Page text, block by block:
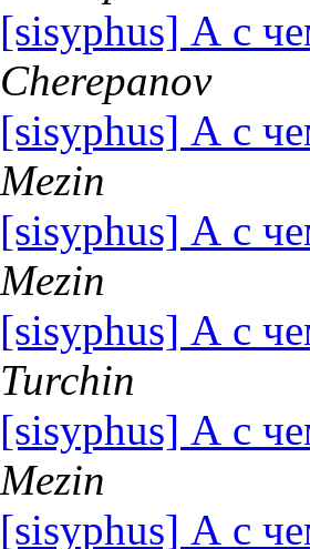
[sisyphus] А с
Cherepanov
[sisyphus] А с
Mezin
[sisyphus] А с
Mezin
[sisyphus] А с
Turchin
[sisyphus] А с
Mezin
[sisyphus] А с